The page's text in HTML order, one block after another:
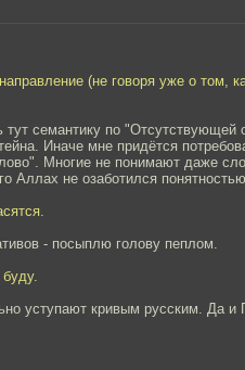
(не говоря уже о том,
семантику по "Отсутствующей
Иначе мне придётся
Многие не понимают даже
Аллах не озаботился
- посыплю голову пеплом.
уступают кривым русским. Да и